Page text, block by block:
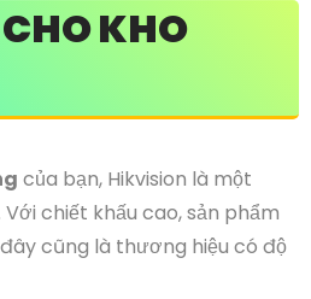
KHO
của bạn, Hikvision là một
chiết khấu cao, sản phẩm
cũng là thương hiệu có độ